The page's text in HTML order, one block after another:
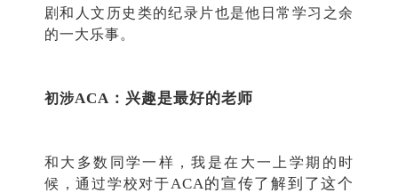
剧和人文历史类的纪录片也是他日常学习之余
的一大乐事。
初涉ACA：兴趣是最好的老师
和大多数同学一样，我是在大一上学期的时
候，通过学校对于ACA的宣传了解到了这个